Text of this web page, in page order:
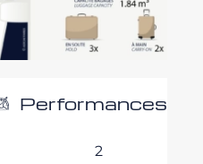
Performances
2